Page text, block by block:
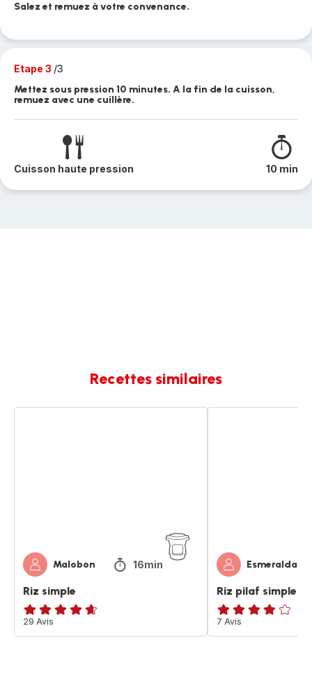
Salez et remuez à votre convenance.
Etape 3 /3
Mettez sous pression 10 minutes. A la fin de la cuisson,
remuez avec une cuillère.
Cuisson haute pression 10 min
Recettes similaires
Malobon 16min
Riz simple
ratings.4.6
29 Avis
Riz pilaf simple
Avis
4
7 Avis